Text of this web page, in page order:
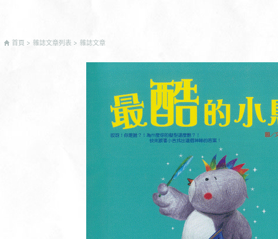
首頁 雜誌文章列表 雜誌文章